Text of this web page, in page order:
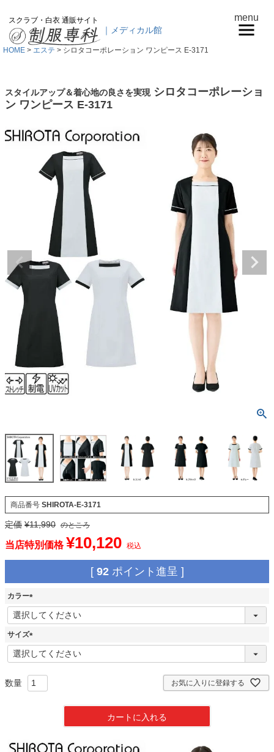
スクラブ・白衣 通販サイト
｜メディカル館
menu
HOME エステ シロタコーポレーション ワンピース E-3171
スタイルアップ＆着心地の良さを実現 シロタコーポレーショ
ン ワンピース E-3171
商品番号 SHIROTA-E-3171
定価 ¥11,990 のところ
当店特別価格 ¥10,120 税込
[ 92 ポイント進呈 ]
カラー
(
必
須
サイズ
(
必
お気に入りに登録する
カートに入れる